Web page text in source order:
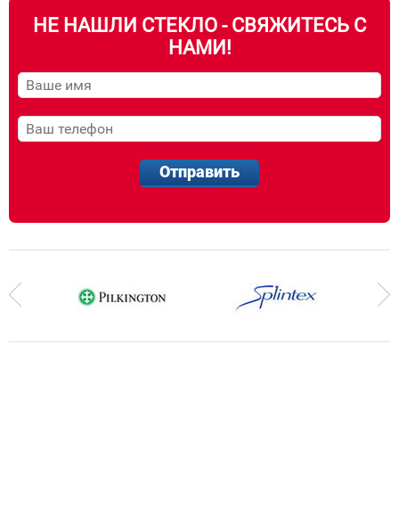
НЕ НАШЛИ СТЕКЛО - СВЯЖИТЕСЬ С
НАМИ!
Отправить